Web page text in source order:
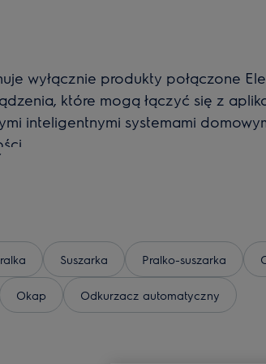
wyłącznie produkty połączone
które mogą łączyć się z
inteligentnymi systemami
Suszarka Pralko-suszarka
Okap Odkurzacz automatyczny